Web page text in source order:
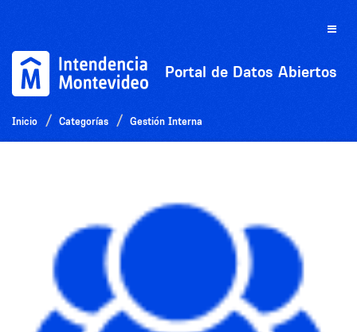
Toggle
Portal de Datos Abiertos
Inicio Categorías Gestión Interna